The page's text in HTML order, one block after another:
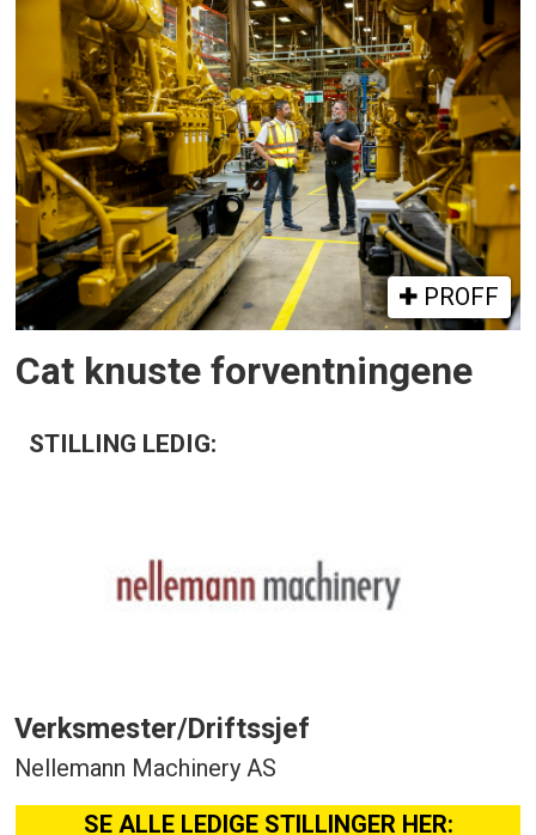
PROFF
Cat knuste forventningene
STILLING LEDIG:
Verksmester/Driftssjef
Nellemann Machinery AS
SE ALLE LEDIGE STILLINGER HER: